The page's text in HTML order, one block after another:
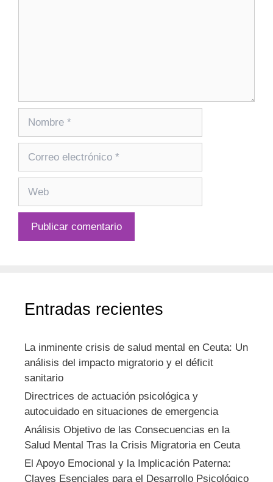
Entradas recientes
La inminente crisis de salud mental en Ceuta: Un
análisis del impacto migratorio y el déficit
sanitario
Directrices de actuación psicológica y
autocuidado en situaciones de emergencia
Análisis Objetivo de las Consecuencias en la
Salud Mental Tras la Crisis Migratoria en Ceuta
El Apoyo Emocional y la Implicación Paterna:
Claves Esenciales para el Desarrollo Psicológico